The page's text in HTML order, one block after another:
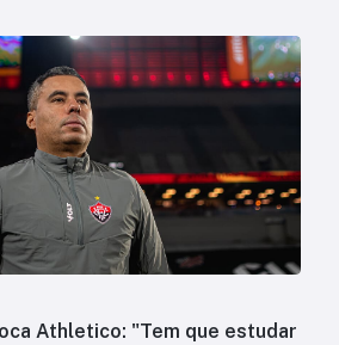
Athletico: "Tem que estudar